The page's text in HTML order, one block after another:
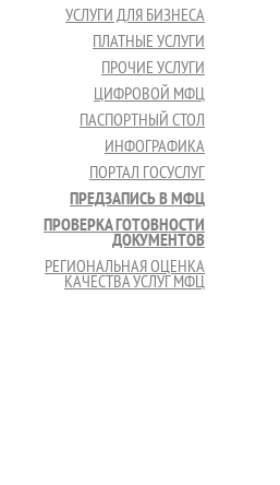
УСЛУГИ ДЛЯ БИЗНЕСА
ПЛАТНЫЕ УСЛУГИ
ПРОЧИЕ УСЛУГИ
ЦИФРОВОЙ МФЦ
ПАСПОРТНЫЙ СТОЛ
ИНФОГРАФИКА
ПОРТАЛ ГОСУСЛУГ
ПРЕДЗАПИСЬ В МФЦ
ПРОВЕРКА ГОТОВНОСТИ
ДОКУМЕНТОВ
РЕГИОНАЛЬНАЯ ОЦЕНКА
КАЧЕСТВА УСЛУГ МФЦ